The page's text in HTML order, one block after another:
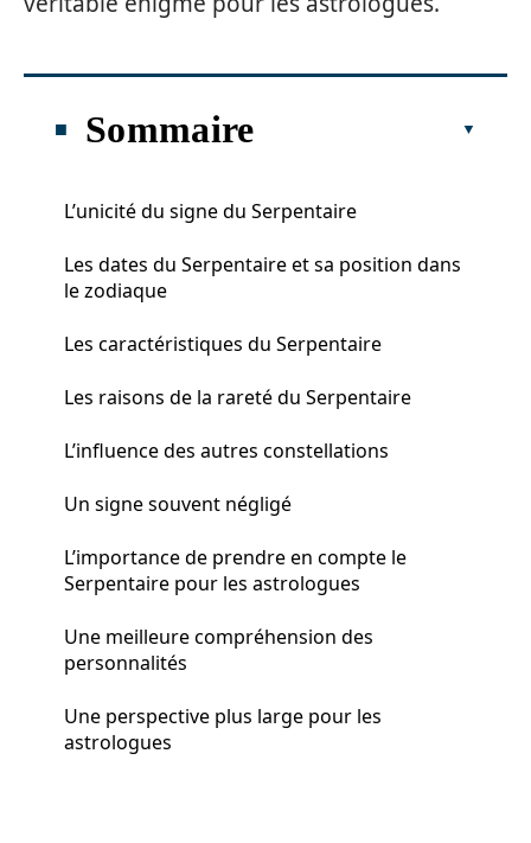
Sommaire
L’unicité du signe du Serpentaire
Les dates du Serpentaire et sa position dans
le zodiaque
Les caractéristiques du Serpentaire
Les raisons de la rareté du Serpentaire
L’influence des autres constellations
Un signe souvent négligé
L’importance de prendre en compte le
Serpentaire pour les astrologues
Une meilleure compréhension des
personnalités
Une perspective plus large pour les
astrologues